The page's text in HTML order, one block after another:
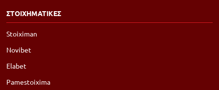
ΣΤΟΙΧΗΜΑΤΙΚΕΣ
Stoiximan
Novibet
Elabet
Pamestoixima